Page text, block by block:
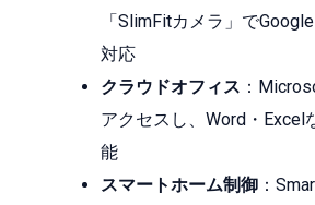
「SlimFitカメラ」で
対応
クラウドオフィス ：
アクセスし、Word・Excel
能
スマートホーム制御 ：